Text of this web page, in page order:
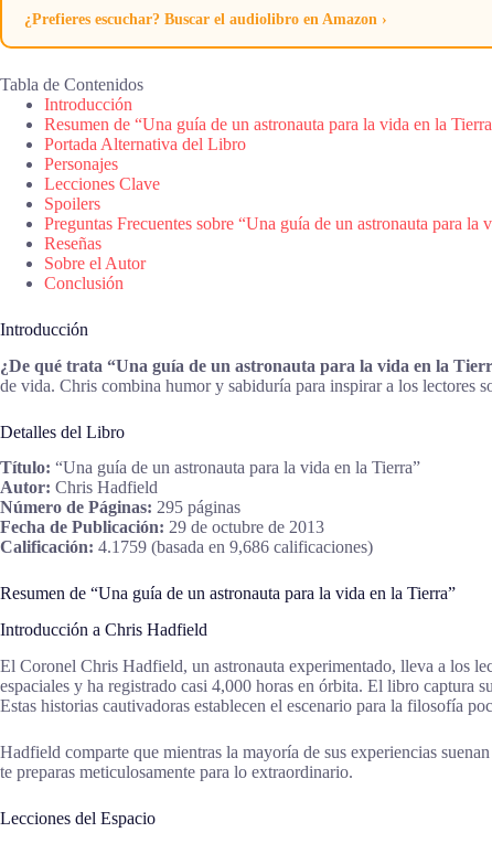
¿Prefieres escuchar? Buscar el audiolibro en Amazon ›
Tabla de Contenidos
Introducción
Resumen de “Una guía de un astronauta para la vida en la
Portada Alternativa del Libro
Personajes
Lecciones Clave
Spoilers
Preguntas Frecuentes sobre “Una guía de un astronauta para la
Reseñas
Sobre el Autor
Conclusión
Introducción
¿De qué trata “Una guía de un astronauta para la vida en la
de vida. Chris combina humor y sabiduría para inspirar a los lectores
Detalles del Libro
Título: “Una guía de un astronauta para la vida en la Tierra”
Autor: Chris Hadfield
Número de Páginas: 295 páginas
Fecha de Publicación: 29 de octubre de 2013
Calificación: 4.1759 (basada en 9,686 calificaciones)
Resumen de “Una guía de un astronauta para la vida en la Tierra”
Introducción a Chris Hadfield
El Coronel Chris Hadfield, un astronauta experimentado, lleva a los
espaciales y ha registrado casi 4,000 horas en órbita. El libro captura
Estas historias cautivadoras establecen el escenario para la filosofía
Hadfield comparte que mientras la mayoría de sus experiencias
te preparas meticulosamente para lo extraordinario.
Lecciones del Espacio